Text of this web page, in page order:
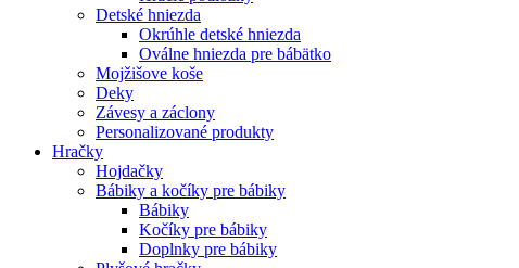
Detské hniezda
Okrúhle detské hniezda
Oválne hniezda pre bábätko
Mojžišove koše
Deky
Závesy a záclony
Personalizované produkty
Hračky
Hojdačky
Bábiky a kočíky pre bábiky
Bábiky
Kočíky pre bábiky
Doplnky pre bábiky